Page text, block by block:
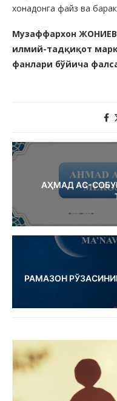
хонадонга файз ва
Музаффархон
илмий-тадқиқот
фанлари бўйича
АҲМАД АС-
РАМАЗОН